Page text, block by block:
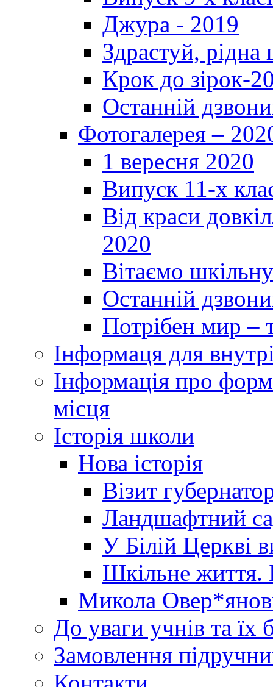
Джура - 2019
Здрастуй,
Крок до зірок-
Останній
Фотогалерея –
1 вересня 2020
Випуск 11-х
Від краси
2020
Вітаємо
Останній
Потрібен мир –
Інформаця для
Інформація про
місця
Історія школи
Нова історія
Візит
Ландшафтний
У Білій Церкві
Шкільне життя.
Микола
До уваги учнів та їх
Замовлення